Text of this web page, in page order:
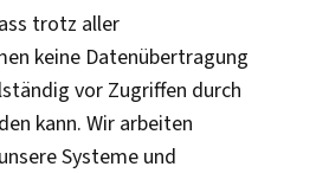
trotz aller
keine Datenübertragung
vor Zugriffen durch
kann. Wir arbeiten
Systeme und